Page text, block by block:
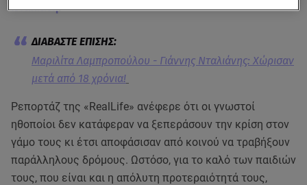
Νταλιάνη.
Μαριλίτα Λαμπροπούλου - Γιάννης Νταλιάνης: Χώρισαν
μετά από 18 χρόνια!
Ρεπορτάζ της «RealLife» ανέφερε ότι οι γνωστοί
ηθοποίοι δεν κατάφεραν να ξεπεράσουν την κρίση στον
γάμο τους κι έτσι αποφάσισαν από κοινού να τραβήξουν
παράλληλους δρόμους. Ωστόσο, για το καλό των παιδιών
τους, που είναι και η απόλυτη προτεραιότητά τους,